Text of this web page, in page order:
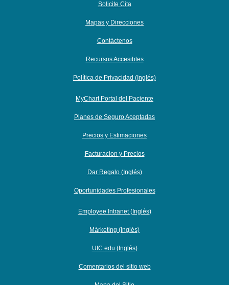
Solicite Cita
Mapas y Direcciones
Contáctenos
Recursos Accesibles
Política de Privacidad (Inglés)
MyChart Portal del Paciente
Planes de Seguro Aceptadas
Precios y Estimaciones
Facturacion y Precios
Dar Regalo (Inglés)
Oportunidades Profesionales
Employee Intranet (Inglés)
Márketing (Inglés)
UIC.edu (Inglés)
Comentarios del sitio web